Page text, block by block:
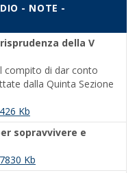
- NOTE -
della V
compito di dar conto
dalla Quinta Sezione
Kb
sopravvivere e
Kb